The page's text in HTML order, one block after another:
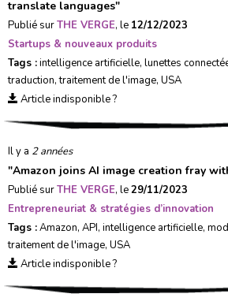
translate languages"
Publié surTHE VERGE, le 12/12/2023
Startups & nouveaux produits
Tags :intelligence artificielle, lunettes
traduction,traitement de l'image, USA
Article indisponible ?
Il y a 2 années
"Amazon joins AI image creation fray
Publié surTHE VERGE, le29/11/2023
Entrepreneuriat & stratégies d’innovation
Tags :Amazon, API, intelligence artificielle,
traitement de l'image, USA
Article indisponible ?